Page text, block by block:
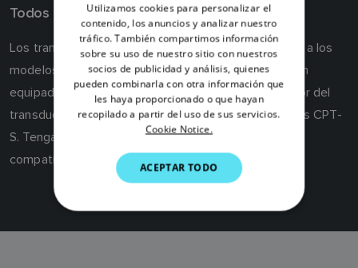
Todos los Chartplotters Axiom con sonda
Los transductores CPT-S se conectan directamente a los
modelos Axiom DV. Todos los demás displays Axiom
equipados con sonda pueden usar el cable adaptador del
transductor A80490 para conectar los transductores CPT-
S. Tenga en cuenta que el transductor CPT-S solo es
compatible con la sonda CHIRP de alta frecuencia.
FRENCH
DANISH
ITALIAN
SWEDISH
DUTCH
SPANISH
FINNISH
Utilizamos cookies para personalizar el
contenido, los anuncios y analizar nuestro
tráfico. También compartimos información
sobre su uso de nuestro sitio con nuestros
socios de publicidad y análisis, quienes
pueden combinarla con otra información que
les haya proporcionado o que hayan
recopilado a partir del uso de sus servicios.
Cookie Notice.
ACEPTAR TODO